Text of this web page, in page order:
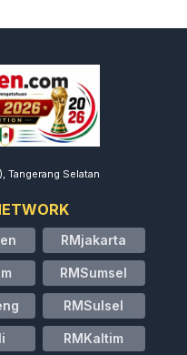
Tangerang Selatan
RMjakarta
RMSumsel
RMSulsel
RMKaltim